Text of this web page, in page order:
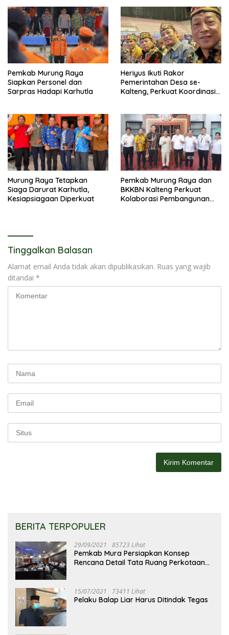
Pemkab Murung Raya
Siapkan Personel dan
Sarpras Hadapi Karhutla
Heriyus Ikuti Rakor
Pemerintahan Desa se-
Kalteng, Perkuat Koordinasi
Murung Raya Tetapkan
Siaga Darurat Karhutla,
Kesiapsiagaan Diperkuat
Pemkab Murung Raya dan
BKKBN Kalteng Perkuat
Kolaborasi Pembangunan
Tinggalkan Balasan
Alamat email Anda tidak akan dipublikasikan. Ruas yang wajib
ditandai *
BERITA TERPOPULER
29/09/2021 85723 Lihat
Pemkab Mura Persiapkan Konsep
Rencana Detail Tata Ruang Perkotaan
15/07/2021 73411 Lihat
Pelaku Balap Liar Harus Ditindak Tegas